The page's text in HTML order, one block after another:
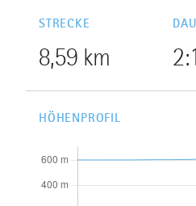
STRECKE
8,59 km
HÖHENPROFIL